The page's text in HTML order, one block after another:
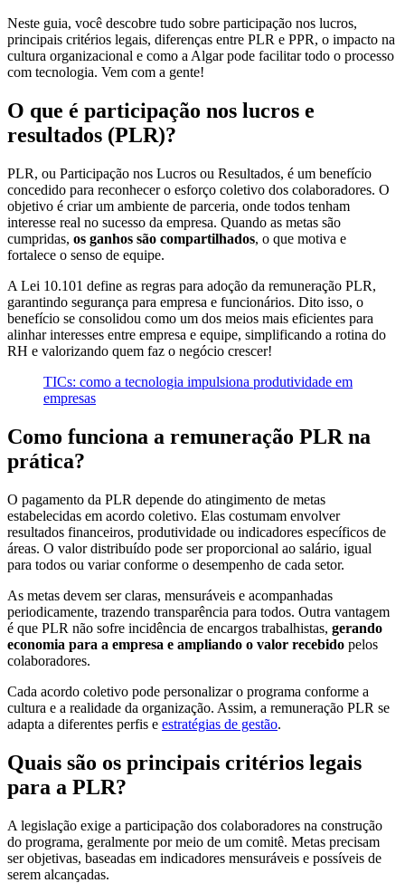
Neste guia, você descobre tudo sobre participação nos lucros,
principais critérios legais, diferenças entre PLR e PPR, o impacto na
cultura organizacional e como a Algar pode facilitar todo o processo
com tecnologia. Vem com a gente!
O que é participação nos lucros e
resultados (PLR)?
PLR, ou Participação nos Lucros ou Resultados, é um benefício
concedido para reconhecer o esforço coletivo dos colaboradores. O
objetivo é criar um ambiente de parceria, onde todos tenham
interesse real no sucesso da empresa. Quando as metas são
cumpridas, os ganhos são compartilhados, o que motiva e
fortalece o senso de equipe.
A Lei 10.101 define as regras para adoção da remuneração PLR,
garantindo segurança para empresa e funcionários. Dito isso, o
benefício se consolidou como um dos meios mais eficientes para
alinhar interesses entre empresa e equipe, simplificando a rotina do
RH e valorizando quem faz o negócio crescer!
TICs: como a tecnologia impulsiona produtividade em
empresas
Como funciona a remuneração PLR na
prática?
O pagamento da PLR depende do atingimento de metas
estabelecidas em acordo coletivo. Elas costumam envolver
resultados financeiros, produtividade ou indicadores específicos de
áreas. O valor distribuído pode ser proporcional ao salário, igual
para todos ou variar conforme o desempenho de cada setor.
As metas devem ser claras, mensuráveis e acompanhadas
periodicamente, trazendo transparência para todos. Outra vantagem
é que PLR não sofre incidência de encargos trabalhistas, gerando
economia para a empresa e ampliando o valor recebido pelos
colaboradores.
Cada acordo coletivo pode personalizar o programa conforme a
cultura e a realidade da organização. Assim, a remuneração PLR se
adapta a diferentes perfis e estratégias de gestão.
Quais são os principais critérios legais
para a PLR?
A legislação exige a participação dos colaboradores na construção
do programa, geralmente por meio de um comitê. Metas precisam
ser objetivas, baseadas em indicadores mensuráveis e possíveis de
serem alcançadas.